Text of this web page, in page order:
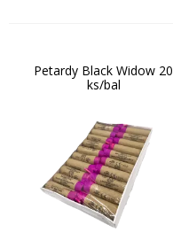
Petardy Black Widow 20
ks/bal